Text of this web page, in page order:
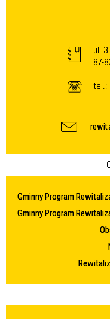
ul. 3
87-
tel.:
Gminny Program
Gminny Program